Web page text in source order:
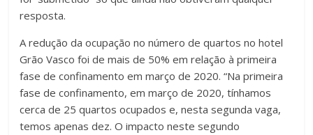
resposta.
A redução da ocupação no número de quartos no hotel
Grão Vasco foi de mais de 50% em relação à primeira
fase de confinamento em março de 2020. “Na primeira
fase de confinamento, em março de 2020, tínhamos
cerca de 25 quartos ocupados e, nesta segunda vaga,
temos apenas dez. O impacto neste segundo